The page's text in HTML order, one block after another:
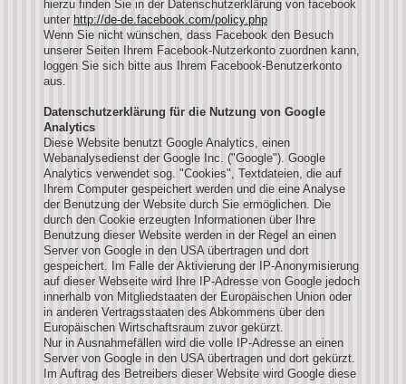
hierzu finden Sie in der Datenschutzerklärung von facebook
unter http://de-de.facebook.com/policy.php
Wenn Sie nicht wünschen, dass Facebook den Besuch
unserer Seiten Ihrem Facebook-Nutzerkonto zuordnen kann,
loggen Sie sich bitte aus Ihrem Facebook-Benutzerkonto
aus.
Datenschutzerklärung für die Nutzung von Google
Analytics
Diese Website benutzt Google Analytics, einen
Webanalysedienst der Google Inc. ("Google"). Google
Analytics verwendet sog. "Cookies", Textdateien, die auf
Ihrem Computer gespeichert werden und die eine Analyse
der Benutzung der Website durch Sie ermöglichen. Die
durch den Cookie erzeugten Informationen über Ihre
Benutzung dieser Website werden in der Regel an einen
Server von Google in den USA übertragen und dort
gespeichert. Im Falle der Aktivierung der IP-Anonymisierung
auf dieser Webseite wird Ihre IP-Adresse von Google jedoch
innerhalb von Mitgliedstaaten der Europäischen Union oder
in anderen Vertragsstaaten des Abkommens über den
Europäischen Wirtschaftsraum zuvor gekürzt.
Nur in Ausnahmefällen wird die volle IP-Adresse an einen
Server von Google in den USA übertragen und dort gekürzt.
Im Auftrag des Betreibers dieser Website wird Google diese